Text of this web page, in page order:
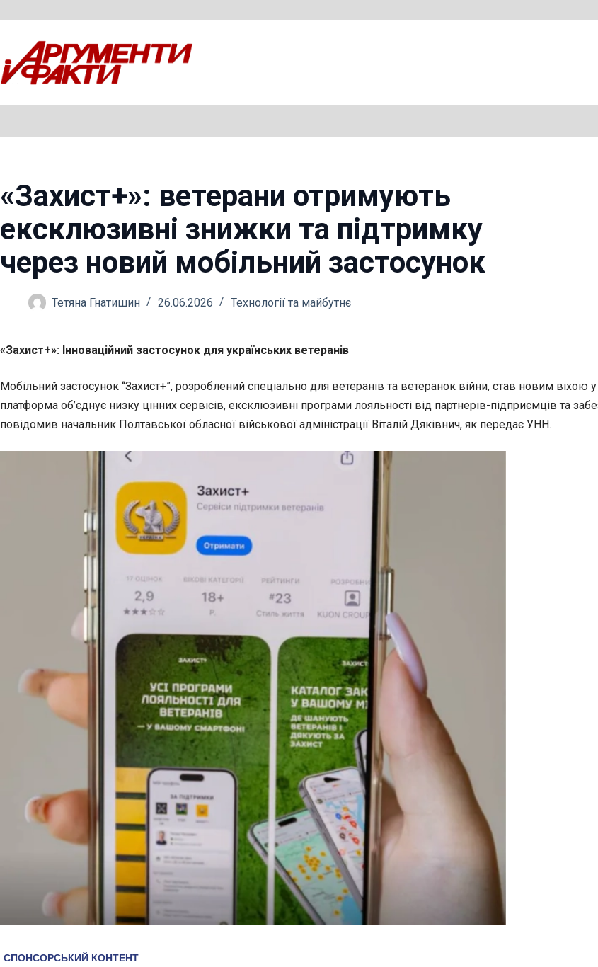
вмісту
«Захист+»: ветерани отримують
ексклюзивні знижки та підтримку
через новий мобільний застосунок
Тетяна Гнатишин 26.06.2026 Технології та майбутнє
«Захист+»: Інноваційний застосунок для українських ветеранів
Мобільний застосунок “Захист+”, розроблений спеціально для ветеранів та ветеранок війни, став новим віхою у
платформа об’єднує низку цінних сервісів, ексклюзивні програми лояльності від партнерів-підприємців та
повідомив начальник Полтавської обласної військової адміністрації Віталій Дяківнич, як передає УНН.